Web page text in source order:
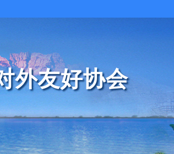
外友好协会